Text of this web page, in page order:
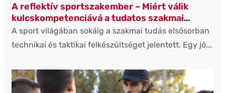
A reflektív sportszakember – Miért válik
kulcskompetenciává a tudatos szakmai
működés?
A sport világában sokáig a szakmai tudás elsősorban
technikai és taktikai felkészültséget jelentett. Egy jó...